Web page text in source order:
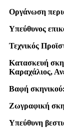
Οργάνωση
Υπεύθυνος
Τεχνικός
Κατασκευή
Καραχάλιος,
Βαφή
Ζωγραφική
Υπεύθυνη